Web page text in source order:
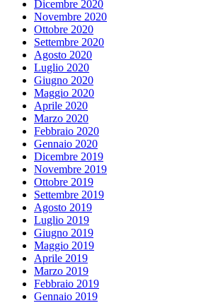
Dicembre 2020
Novembre 2020
Ottobre 2020
Settembre 2020
Agosto 2020
Luglio 2020
Giugno 2020
Maggio 2020
Aprile 2020
Marzo 2020
Febbraio 2020
Gennaio 2020
Dicembre 2019
Novembre 2019
Ottobre 2019
Settembre 2019
Agosto 2019
Luglio 2019
Giugno 2019
Maggio 2019
Aprile 2019
Marzo 2019
Febbraio 2019
Gennaio 2019